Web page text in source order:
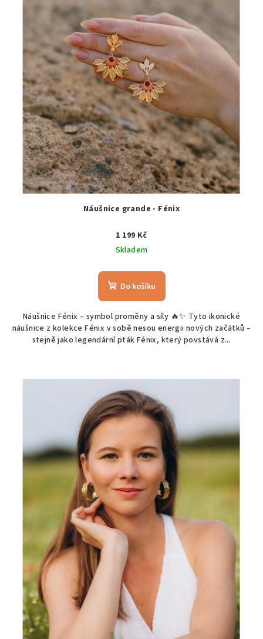
Náušnice grande - Fénix
1 199 Kč
Skladem
Do košíku
Náušnice Fénix – symbol proměny a síly 🔥✨ Tyto ikonické
náušnice z kolekce Fénix v sobě nesou energii nových začátků –
stejně jako legendární pták Fénix, který povstává z...